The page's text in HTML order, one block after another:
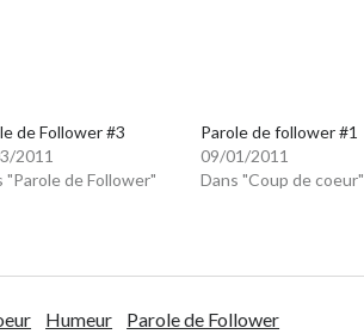
de Follower #3
2011
"Parole de Follower"
Parole de follower #1
09/01/2011
Dans "Coup de coeur"
Humeur Parole de Follower